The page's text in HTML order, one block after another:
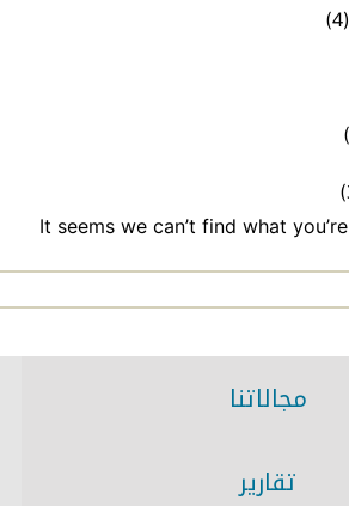
(4)
It seems we can’t find what
مجالاتنا
تقارير